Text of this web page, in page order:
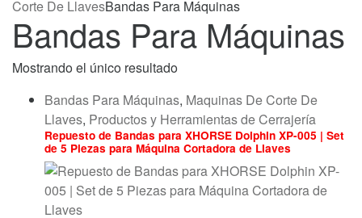
Corte De LlavesBandas Para Máquinas
Bandas Para Máquinas
Mostrando el único resultado
Bandas Para Máquinas, Maquinas De Corte De
Llaves, Productos y Herramientas de Cerrajería
Repuesto de Bandas para XHORSE Dolphin XP-005 | Set
de 5 Piezas para Máquina Cortadora de Llaves